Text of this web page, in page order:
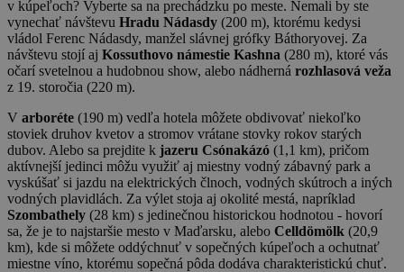
v kúpeľoch? Vyberte sa na prechádzku po meste. Nemali by ste
vynechať návštevu Hradu Nádasdy (200 m), ktorému kedysi
vládol Ferenc Nádasdy, manžel slávnej grófky Báthoryovej. Za
návštevu stojí aj Kossuthovo námestie Kashna (280 m), ktoré vás
očarí svetelnou a hudobnou show, alebo nádherná rozhlasová veža
z 19. storočia (220 m).
V arboréte (190 m) vedľa hotela môžete obdivovať niekoľko
stoviek druhov kvetov a stromov vrátane stovky rokov starých
dubov. Alebo sa prejdite k jazeru Csónakázó (1,1 km), pričom
aktívnejší jedinci môžu využiť aj miestny vodný zábavný park a
vyskúšať si jazdu na elektrických člnoch, vodných skútroch a iných
vodných plavidlách. Za výlet stoja aj okolité mestá, napríklad
Szombathely (28 km) s jedinečnou historickou hodnotou - hovorí
sa, že je to najstaršie mesto v Maďarsku, alebo Celldömölk (20,9
km), kde si môžete oddýchnuť v sopečných kúpeľoch a ochutnať
miestne víno, ktorému sopečná pôda dodáva charakteristickú chuť.